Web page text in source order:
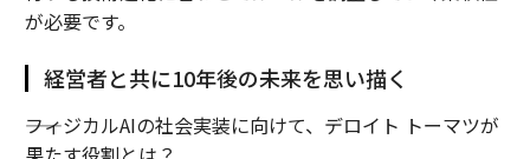
が必要です。
経営者と共に10年後の未来を思い描く
――フィジカルAIの社会実装に向けて、デロイト トーマツが